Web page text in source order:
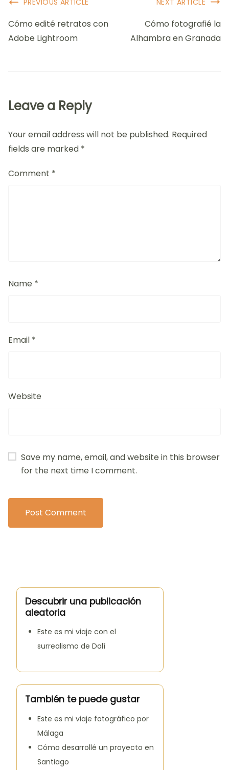
Post
Navigation
PREVIOUS ARTICLE
Cómo edité retratos con
Adobe Lightroom
NEXT ARTICLE
Cómo fotografié la
Alhambra en Granada
Leave a Reply
Your email address will not be published. Required
fields are marked *
Comment *
Name *
Email *
Website
Save my name, email, and website in this browser
for the next time I comment.
Descubrir una publicación
aleatoria
Este es mi viaje con el
surrealismo de Dalí
También te puede gustar
Este es mi viaje fotográfico por
Málaga
Cómo desarrollé un proyecto en
Santiago